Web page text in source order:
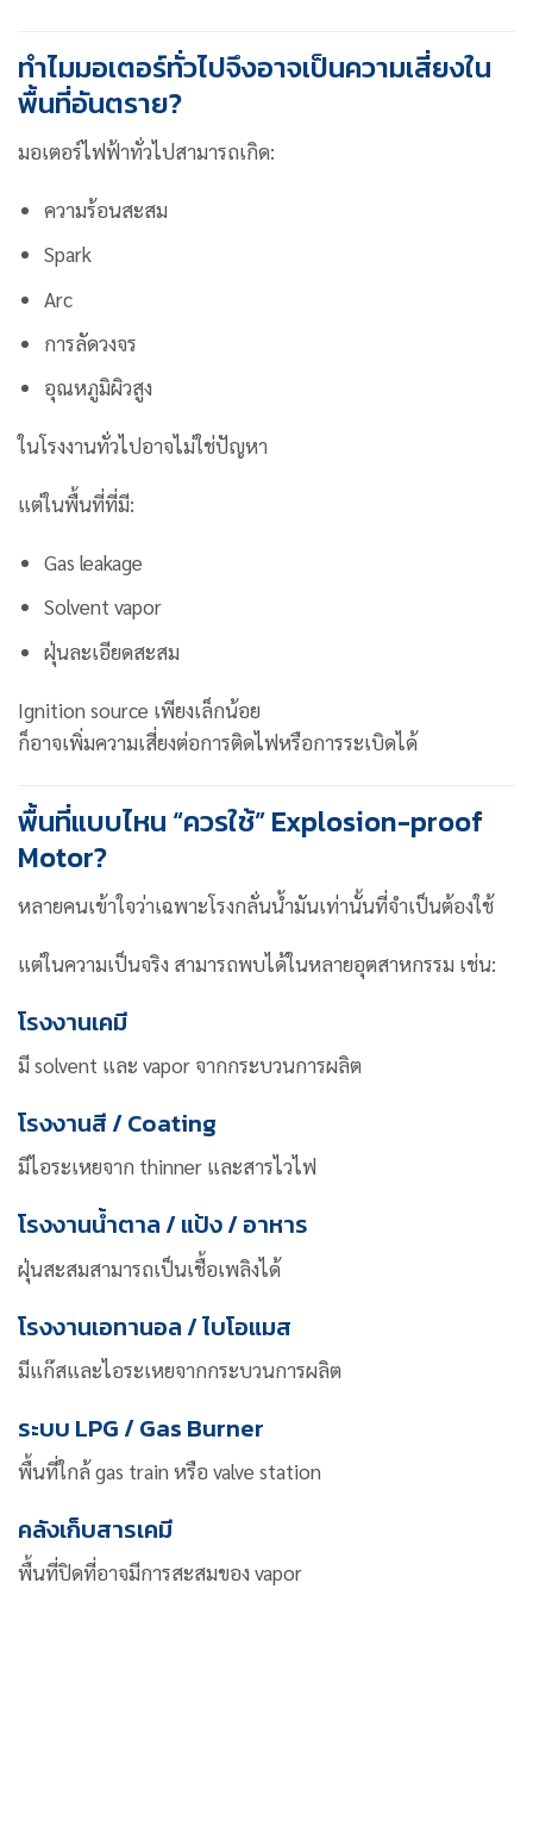
ทำไมมอเตอร์ทั่วไปจึงอาจเป็นความเสี่ยงใน
พื้นที่อันตราย?
มอเตอร์ไฟฟ้าทั่วไปสามารถเกิด:
ความร้อนสะสม
Spark
Arc
การลัดวงจร
อุณหภูมิผิวสูง
ในโรงงานทั่วไปอาจไม่ใช่ปัญหา
แต่ในพื้นที่ที่มี:
Gas leakage
Solvent vapor
ฝุ่นละเอียดสะสม
Ignition source เพียงเล็กน้อย
ก็อาจเพิ่มความเสี่ยงต่อการติดไฟหรือการระเบิดได้
พื้นที่แบบไหน “ควรใช้” Explosion-proof
Motor?
หลายคนเข้าใจว่าเฉพาะโรงกลั่นน้ำมันเท่านั้นที่จำเป็นต้องใช้
แต่ในความเป็นจริง สามารถพบได้ในหลายอุตสาหกรรม เช่น:
โรงงานเคมี
มี solvent และ vapor จากกระบวนการผลิต
โรงงานสี / Coating
มีไอระเหยจาก thinner และสารไวไฟ
โรงงานน้ำตาล / แป้ง / อาหาร
ฝุ่นสะสมสามารถเป็นเชื้อเพลิงได้
โรงงานเอทานอล / ไบโอแมส
มีแก๊สและไอระเหยจากกระบวนการผลิต
ระบบ LPG / Gas Burner
พื้นที่ใกล้ gas train หรือ valve station
คลังเก็บสารเคมี
พื้นที่ปิดที่อาจมีการสะสมของ vapor